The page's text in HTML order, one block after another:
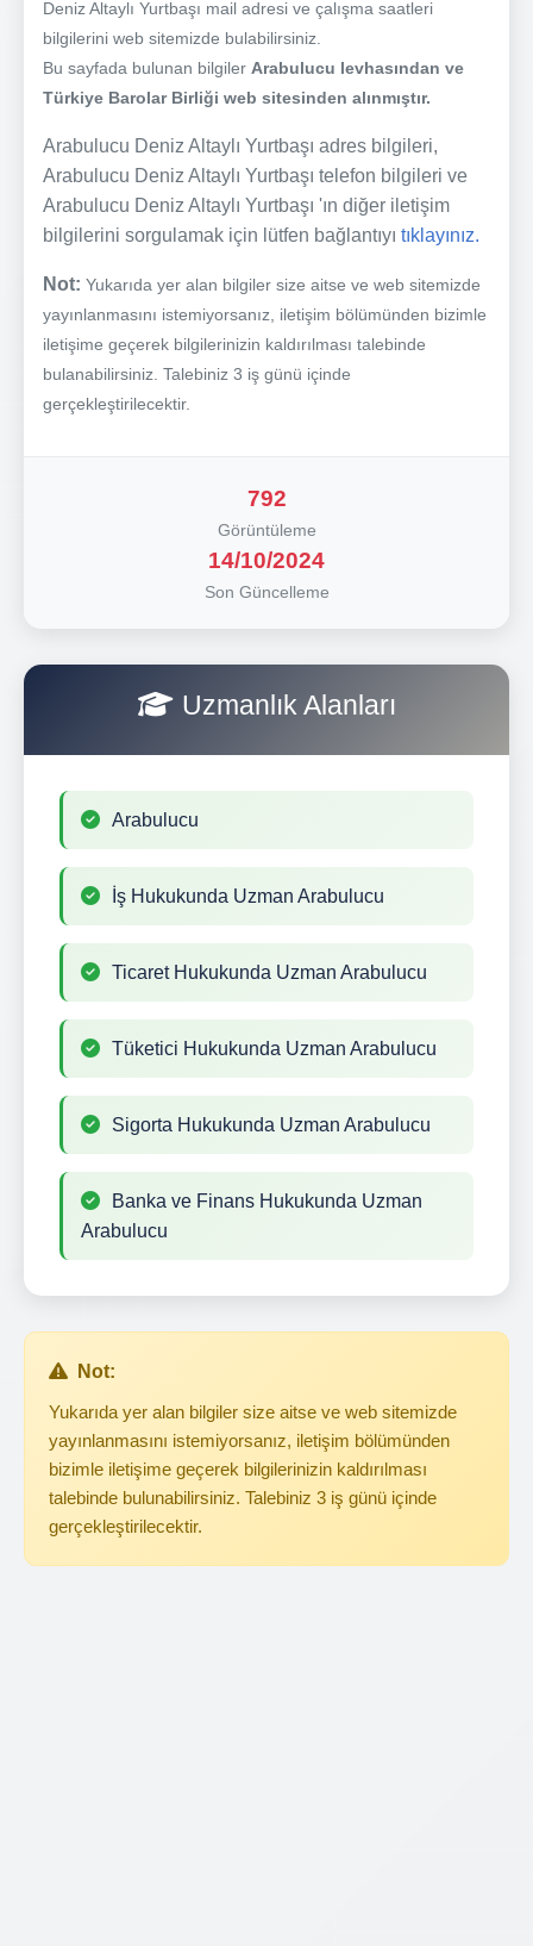
Deniz Altaylı Yurtbaşı mail adresi ve çalışma saatleri
bilgilerini web sitemizde bulabilirsiniz.
Bu sayfada bulunan bilgiler Arabulucu levhasından ve
Türkiye Barolar Birliği web sitesinden alınmıştır.
Arabulucu Deniz Altaylı Yurtbaşı adres bilgileri,
Arabulucu Deniz Altaylı Yurtbaşı telefon bilgileri ve
Arabulucu Deniz Altaylı Yurtbaşı 'ın diğer iletişim
bilgilerini sorgulamak için lütfen bağlantıyı tıklayınız.
Not: Yukarıda yer alan bilgiler size aitse ve web sitemizde
yayınlanmasını istemiyorsanız, iletişim bölümünden bizimle
iletişime geçerek bilgilerinizin kaldırılması talebinde
bulanabilirsiniz. Talebiniz 3 iş günü içinde
gerçekleştirilecektir.
792
Görüntüleme
14/10/2024
Son Güncelleme
Uzmanlık Alanları
Arabulucu
İş Hukukunda Uzman Arabulucu
Ticaret Hukukunda Uzman Arabulucu
Tüketici Hukukunda Uzman Arabulucu
Sigorta Hukukunda Uzman Arabulucu
Banka ve Finans Hukukunda Uzman
Arabulucu
Not:
Yukarıda yer alan bilgiler size aitse ve web sitemizde
yayınlanmasını istemiyorsanız, iletişim bölümünden
bizimle iletişime geçerek bilgilerinizin kaldırılması
talebinde bulunabilirsiniz. Talebiniz 3 iş günü içinde
gerçekleştirilecektir.